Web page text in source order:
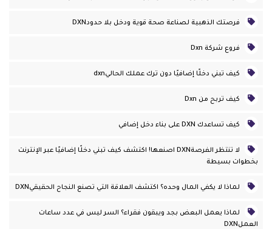
فرصتك الذهبية لصناعة صحة قوية ودخل بلا حدودDXN
فروع شركة Dxn
كيف تبني دخلًا إضافيًا دون ترك عملك الحاليdxn
كيف تربح من Dxn
كيف تساعدك DXN على بناء دخل إضافي
لا تنتظر الفرصةDXN اصنعها! اكتشف كيف تبني دخلًا إضافيًا عبر الإنترنت
بخطوات بسيطة
لماذا لا يكفي المال وحده؟ اكتشف العلاقة التي تصنع النجاح الحقيقيDXN
لماذا يعمل البعض بجد ويبقون فقراء؟ السر ليس في عدد ساعات
العملDXN